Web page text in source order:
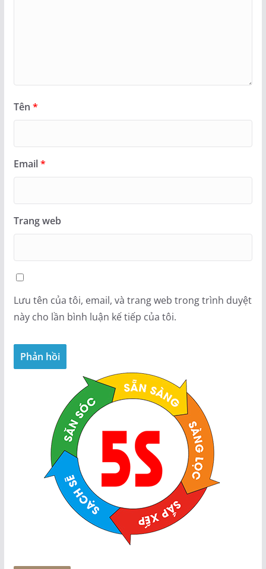
Tên *
Email*
Trang web
Lưu tên của tôi, email, và trang web trong trình duyệt
này cho lần bình luận kế tiếp của tôi.